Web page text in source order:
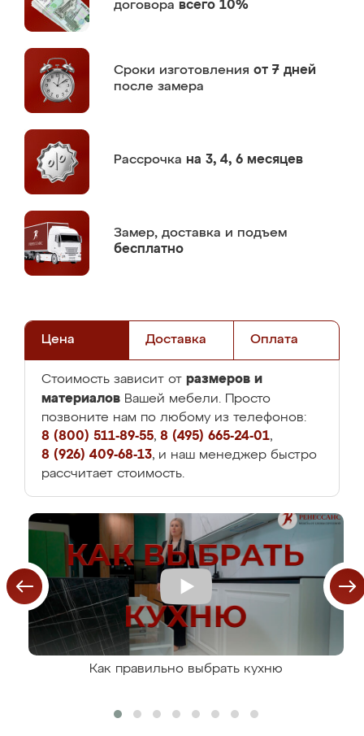
договора всего 10%
Сроки изготовления от 7 дней
после замера
Рассрочка на 3, 4, 6 месяцев
Замер, доставка и подъем
бесплатно
Цена Доставка Оплата
Стоимость зависит от размеров и
материалов Вашей мебели. Просто
позвоните нам по любому из телефонов:
8 (800) 511-89-55, 8 (495) 665-24-01,
8 (926) 409-68-13, и наш менеджер быстро
рассчитает стоимость.
Как правильно выбрать кухню